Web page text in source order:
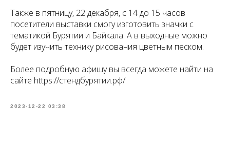
Также в пятницу, 22 декабря, с 14 до 15 часов
посетители выставки смогу изготовить значки с
тематикой Бурятии и Байкала. А в выходные можно
будет изучить технику рисования цветным песком.
Более подробную афишу вы всегда можете найти на
сайте https://стендбурятии.рф/
2023-12-22 03:38